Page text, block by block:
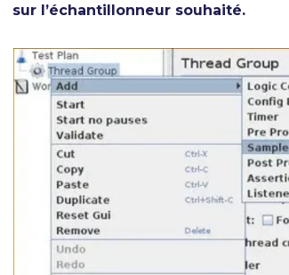
sur l’échantillonneur souhaité.